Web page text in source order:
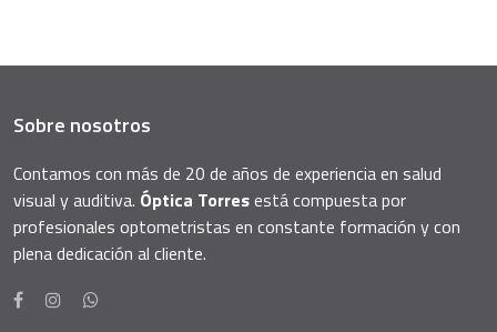
Sobre nosotros
Contamos con más de 20 de años de experiencia en salud
visual y auditiva. Óptica Torresestá compuesta por
profesionales optometristas en constante formación y con
plena dedicación al cliente.